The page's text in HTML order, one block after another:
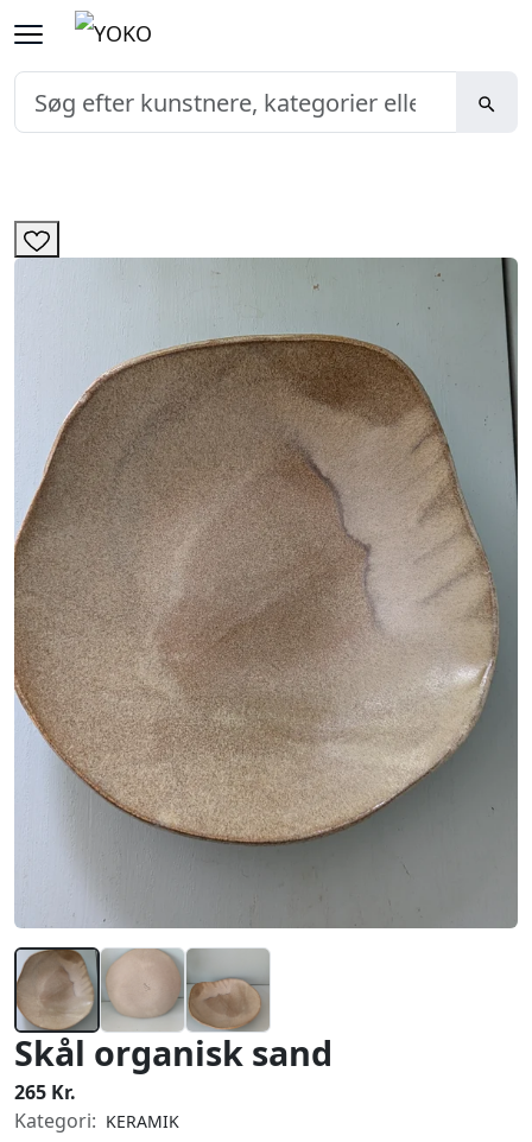
Skål organisk sand
265 Kr.
Kategori: KERAMIK